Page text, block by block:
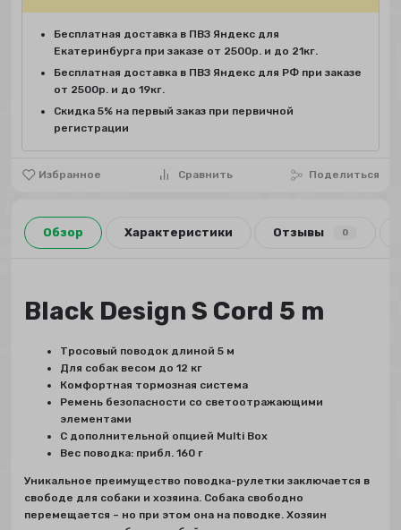
Избранное Сравнить Поделиться
Бесплатная доставка в ПВЗ Яндекс для
Екатеринбурга при заказе от 2500р. и до 21кг.
Бесплатная доставка в ПВЗ Яндекс для РФ при заказе
от 2500р. и до 19кг.
Скидка 5% на первый заказ при первичной
регистрации
Обзор Характеристики Отзывы 0
Black Design S Cord 5 m
Tросовый поводок длиной 5 м
Для собак весом до 12 кг
Комфортная тормозная система
Pемень безопасности со светоотражающими
элементами
C дополнительной опцией Multi Box
Bес поводка: прибл. 160 г
Уникальное преимущество поводка-рулетки заключается в
свободе для собаки и хозяина. Собака свободно
перемещается – но при этом она на поводке. Хозяин